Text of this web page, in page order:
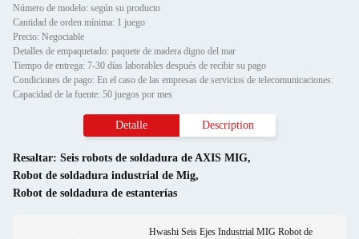
Número de modelo: según su producto
Cantidad de orden mínima: 1 juego
Precio: Negociable
Detalles de empaquetado: paquete de madera digno del mar
Tiempo de entrega: 7-30 días laborables después de recibir su pago
Condiciones de pago: En el caso de las empresas de servicios de telecomunicaciones:
Capacidad de la fuente: 50 juegos por mes
Detalle Description
Resaltar: Seis robots de soldadura de AXIS MIG,
Robot de soldadura industrial de Mig,
Robot de soldadura de estanterías
Hwashi Seis Ejes Industrial MIG Robot de